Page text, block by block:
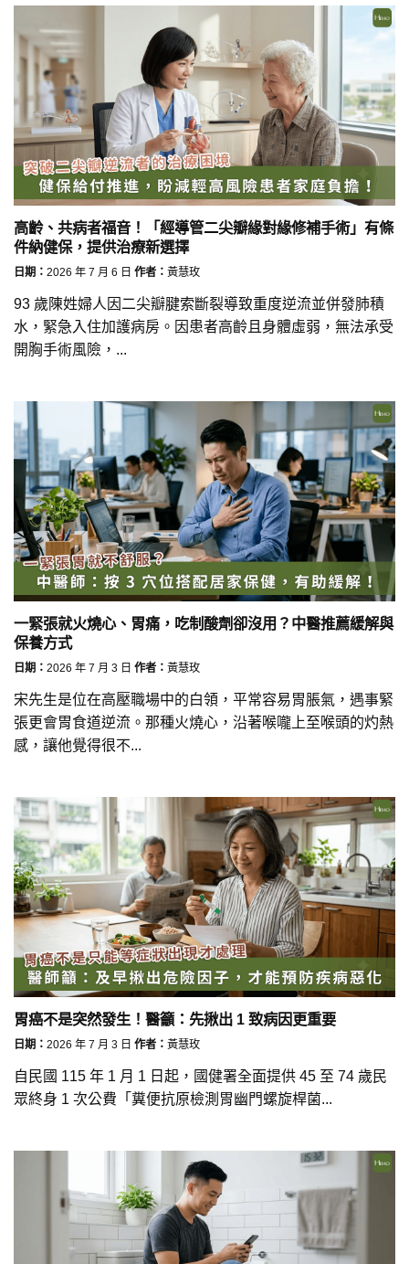
高齡、共病者福音！「經導管二尖瓣緣對緣修補手術」有條
件納健保，提供治療新選擇
日期： 2026 年 7 月 6 日 作者： 黃慧玫
93 歲陳姓婦人因二尖瓣腱索斷裂導致重度逆流並併發肺積
水，緊急入住加護病房。因患者高齡且身體虛弱，無法承受
開胸手術風險，...
一緊張就火燒心、胃痛，吃制酸劑卻沒用？中醫推薦緩解與
保養方式
日期： 2026 年 7 月 3 日 作者： 黃慧玫
宋先生是位在高壓職場中的白領，平常容易胃脹氣，遇事緊
張更會胃食道逆流。那種火燒心，沿著喉嚨上至喉頭的灼熱
感，讓他覺得很不...
胃癌不是突然發生！醫籲：先揪出 1 致病因更重要
日期： 2026 年 7 月 3 日 作者： 黃慧玫
自民國 115 年 1 月 1 日起，國健署全面提供 45 至 74 歲民
眾終身 1 次公費「糞便抗原檢測胃幽門螺旋桿菌...